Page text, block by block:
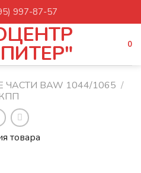
997-87-57
0
BAW 1044/1065 /